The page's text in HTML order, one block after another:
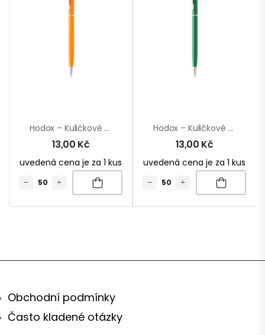
Hodox – Kuličkové Pero
13,00 Kč
uvedená cena je za 1 kus
Hodox – Kuličkové Pero
13,00 Kč
uvedená cena je za 1 kus
Obchodní podmínky
Často kladené otázky